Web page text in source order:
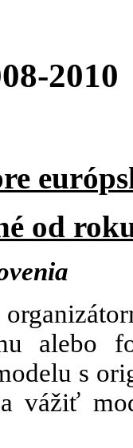
2010
od
alebo
s
vážiť